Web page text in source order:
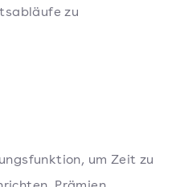
zu
um Zeit zu